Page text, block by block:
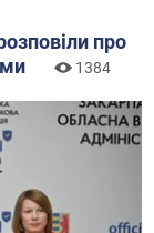
про
1384